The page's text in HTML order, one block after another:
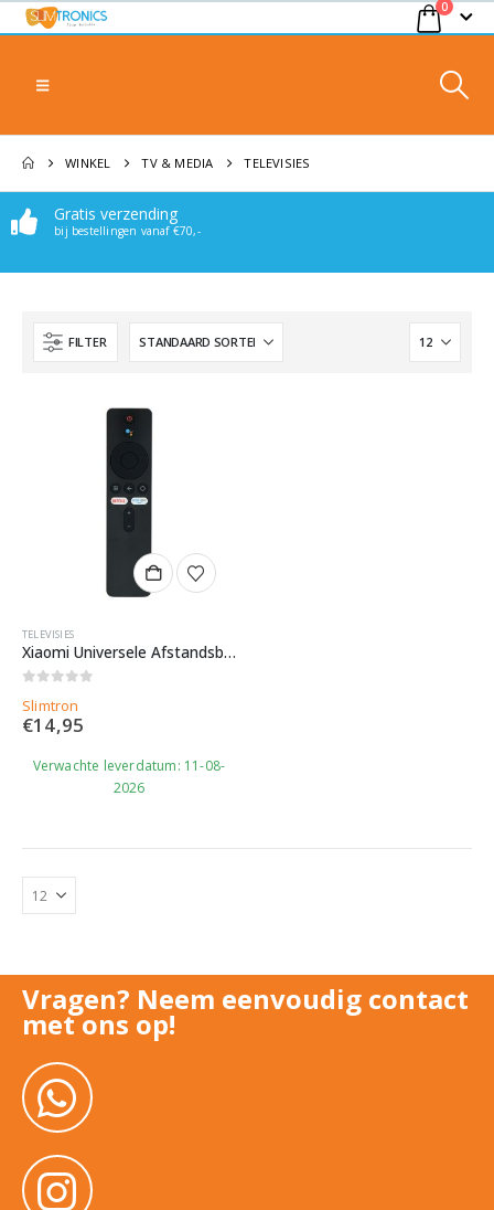
0
WINKEL TV & MEDIA TELEVISIES
Gratis verzending
bij bestellingen vanaf €70,-
FILTER
TELEVISIES
Xiaomi Universele Afstandsbediening voor Mi Televisies & Mi TV Stick, MI BOX 4S 4K
Slimtron
€14,95
Verwachte leverdatum: 11-08-
2026
Vragen? Neem eenvoudig contact
met ons op!